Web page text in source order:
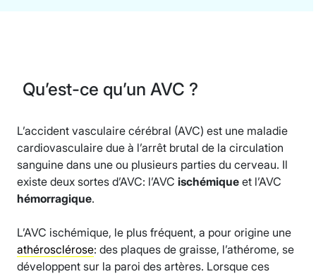
Qu’est-ce qu’un AVC ?
L’accident vasculaire cérébral (AVC) est une maladie
cardiovasculaire due à l’arrêt brutal de la circulation
sanguine dans une ou plusieurs parties du cerveau. Il
existe deux sortes d’AVC: l’AVC ischémique et l’AVC
hémorragique.
L’AVC ischémique, le plus fréquent, a pour origine une
athérosclérose: des plaques de graisse, l’athérome, se
développent sur la paroi des artères. Lorsque ces